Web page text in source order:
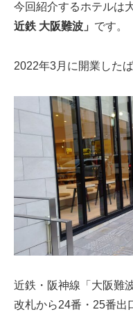
今回紹介するホテルは
近鉄 大阪難波」 です。
2022年3月に開業した
近鉄・阪神線「大阪難
改札から24番・25番出